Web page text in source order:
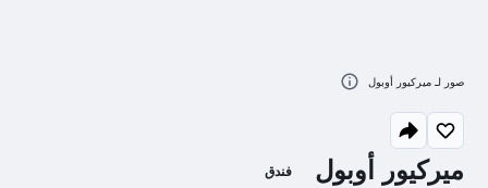
ميركيور أوبول فندق
صور لـ ميركيور أوبول